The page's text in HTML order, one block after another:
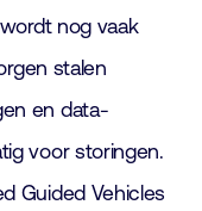
nog vaak
stalen
en data-
voor storingen.
Guided Vehicles